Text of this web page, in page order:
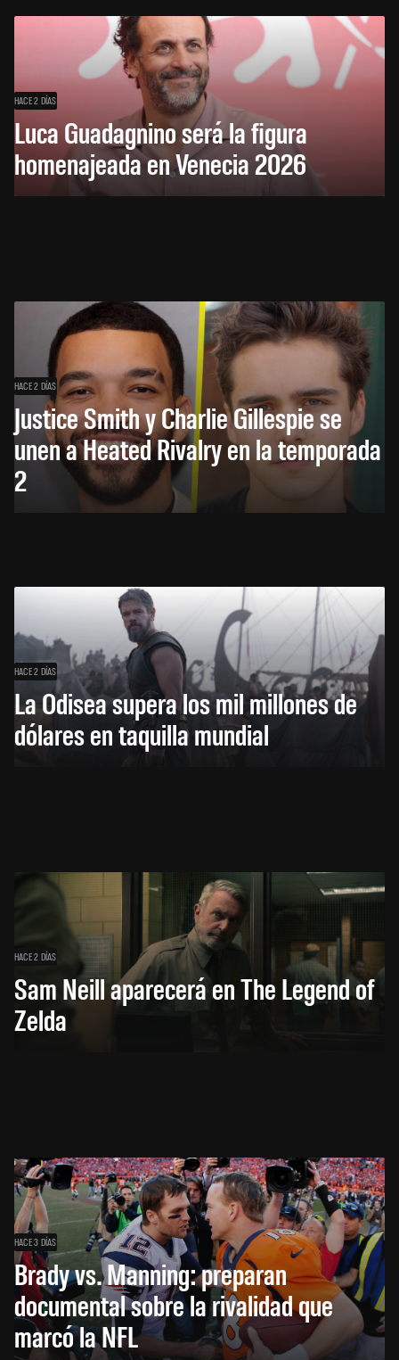
HACE 2 DÍAS
Luca Guadagnino será la figura
homenajeada en Venecia 2026
HACE 2 DÍAS
Justice Smith y Charlie Gillespie se
unen a Heated Rivalry en la temporada
2
HACE 2 DÍAS
La Odisea supera los mil millones de
dólares en taquilla mundial
HACE 2 DÍAS
Sam Neill aparecerá en The Legend of
Zelda
HACE 3 DÍAS
Brady vs. Manning: preparan
documental sobre la rivalidad que
marcó la NFL